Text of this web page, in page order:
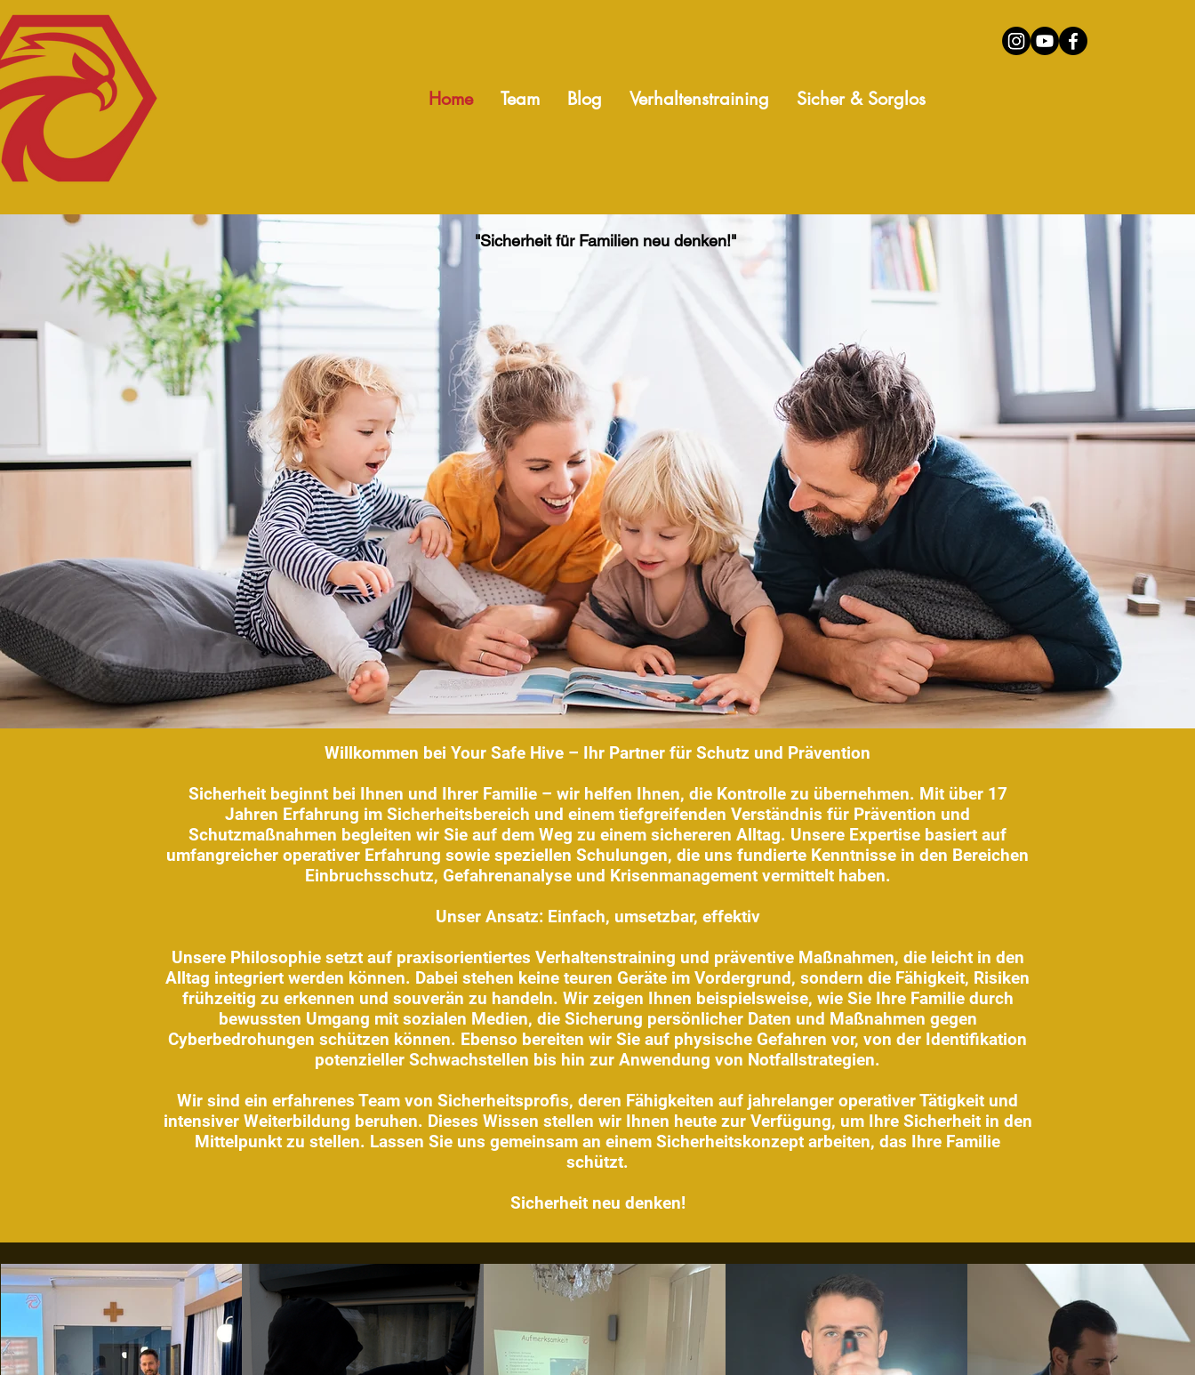
Home Team Blog Verhaltenstraining Sicher & Sorglos
"Sicherheit für Familien neu denken!"
Willkommen bei Your Safe Hive – Ihr Partner für Schutz und Prävention
Sicherheit beginnt bei Ihnen und Ihrer Familie – wir helfen Ihnen, die Kontrolle zu übernehmen. Mit über 17
Jahren Erfahrung im Sicherheitsbereich und einem tiefgreifenden Verständnis für Prävention und
Schutzmaßnahmen begleiten wir Sie auf dem Weg zu einem sichereren Alltag. Unsere Expertise basiert auf
umfangreicher operativer Erfahrung sowie speziellen Schulungen, die uns fundierte Kenntnisse in den Bereichen
Einbruchsschutz, Gefahrenanalyse und Krisenmanagement vermittelt haben.
Unser Ansatz: Einfach, umsetzbar, effektiv
Unsere Philosophie setzt auf praxisorientiertes Verhaltenstraining und präventive Maßnahmen, die leicht in den
Alltag integriert werden können. Dabei stehen keine teuren Geräte im Vordergrund, sondern die Fähigkeit, Risiken
frühzeitig zu erkennen und souverän zu handeln. Wir zeigen Ihnen beispielsweise, wie Sie Ihre Familie durch
bewussten Umgang mit sozialen Medien, die Sicherung persönlicher Daten und Maßnahmen gegen
Cyberbedrohungen schützen können. Ebenso bereiten wir Sie auf physische Gefahren vor, von der Identifikation
potenzieller Schwachstellen bis hin zur Anwendung von Notfallstrategien.
Wir sind ein erfahrenes Team von Sicherheitsprofis, deren Fähigkeiten auf jahrelanger operativer Tätigkeit und
intensiver Weiterbildung beruhen. Dieses Wissen stellen wir Ihnen heute zur Verfügung, um Ihre Sicherheit in den
Mittelpunkt zu stellen. Lassen Sie uns gemeinsam an einem Sicherheitskonzept arbeiten, das Ihre Familie
schützt.
Sicherheit neu denken!